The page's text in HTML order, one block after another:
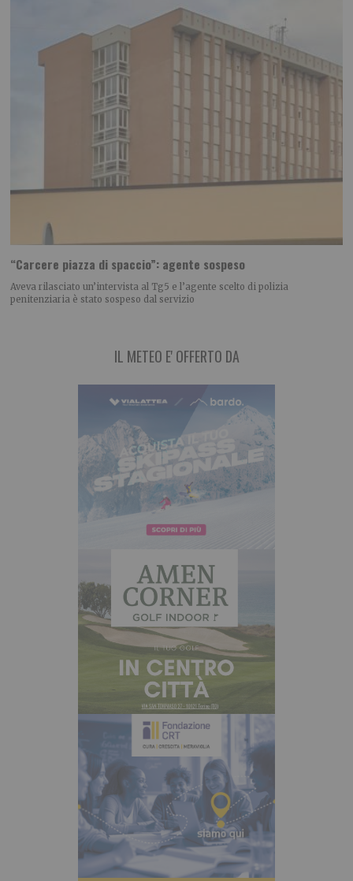
“Carcere piazza di spaccio”: agente sospeso
Aveva rilasciato un’intervista al Tg5 e l’agente scelto di polizia
penitenziaria è stato sospeso dal servizio
IL METEO E' OFFERTO DA